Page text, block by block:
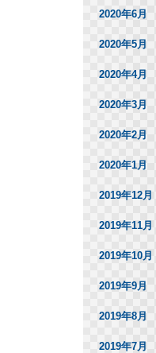
2020年6月
2020年5月
2020年4月
2020年3月
2020年2月
2020年1月
2019年12月
2019年11月
2019年10月
2019年9月
2019年8月
2019年7月